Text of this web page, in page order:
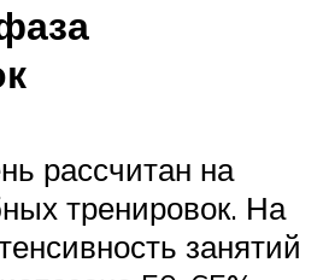
рассчитан на
тренировок. На
занятий